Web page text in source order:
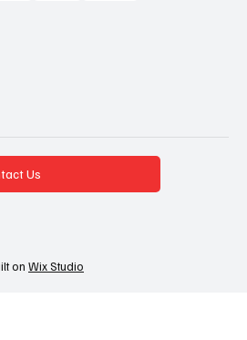
on Wix Studio
Us